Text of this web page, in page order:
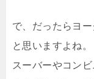
で、だったらヨ
と思いますよね。
スーバーやコン